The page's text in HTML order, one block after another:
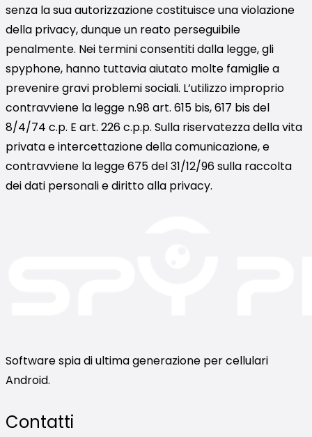
senza la sua autorizzazione costituisce una violazione
della privacy, dunque un reato perseguibile
penalmente. Nei termini consentiti dalla legge, gli
spyphone, hanno tuttavia aiutato molte famiglie a
prevenire gravi problemi sociali. L’utilizzo improprio
contravviene la legge n.98 art. 615 bis, 617 bis del
8/4/74 c.p. E art. 226 c.p.p. Sulla riservatezza della vita
privata e intercettazione della comunicazione, e
contravviene la legge 675 del 31/12/96 sulla raccolta
dei dati personali e diritto alla privacy.
Software spia di ultima generazione per cellulari
Android.
Contatti